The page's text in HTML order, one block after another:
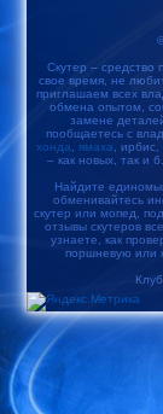
Скутер – средство
свое время, не
приглашаем всех
обмена опытом,
замене
пообщаетесь с
хонда
ямаха , ирбис,
– как новых, так и
Найдите
обменивайтесь
скутер или мопед,
отзывы скутеров
узнаете, как
поршневую или